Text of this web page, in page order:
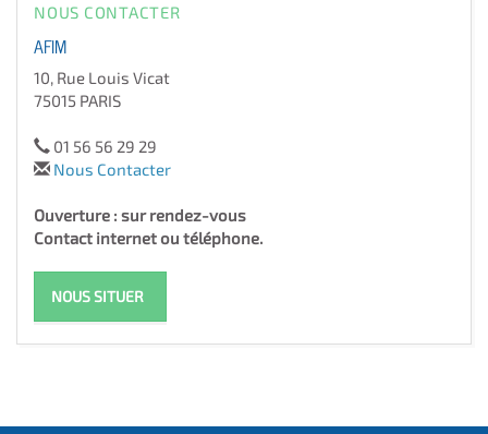
NOUS CONTACTER
AFIM
10, Rue Louis Vicat
75015 PARIS
01 56 56 29 29
Nous Contacter
Ouverture : sur rendez-vous
Contact internet ou téléphone.
NOUS SITUER